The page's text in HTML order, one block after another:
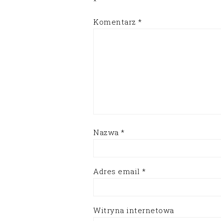
Komentarz *
Nazwa *
Adres email *
Witryna internetowa